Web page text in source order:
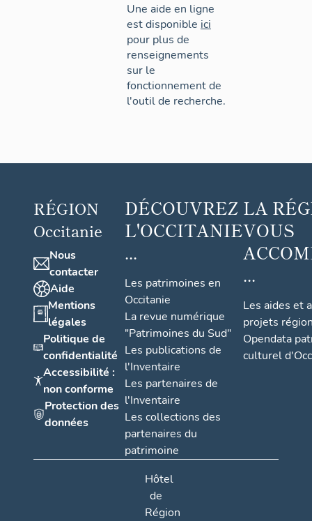
Une aide en ligne
est disponible ici
pour plus de
renseignements
sur le
fonctionnement de
l'outil de recherche.
RÉGION
Occitanie
Nous
contacter
Aide
Mentions
légales
Politique de
confidentialité
Accessibilité :
non conforme
Protection des
données
DÉCOUVREZ
L'OCCITANIE
...
Les patrimoines en
Occitanie
La revue numérique
"Patrimoines du Sud"
Les publications de
l'Inventaire
Les partenaires de
l'Inventaire
Les collections des
partenaires du
patrimoine
LA
VOUS
...
Les aides et
projets
Opendata
culturel
Hôtel
de
Région